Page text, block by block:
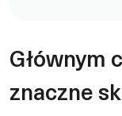
Głównym
znaczne